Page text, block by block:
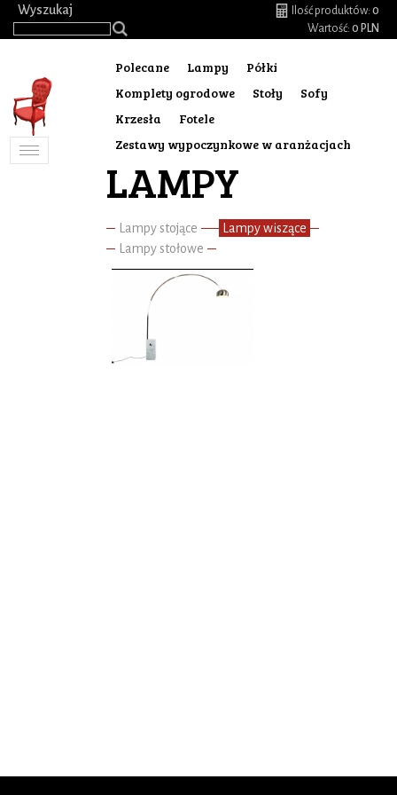
Wyszukaj Ilość produktów: 0
Wartość: 0 PLN
Toggle
Polecane Lampy
Półki
Komplety ogrodowe
Stoły
Sofy
Krzesła
Fotele
Zestawy wypoczynkowe w aranżacjach
LAMPY
Lampy stojące
Lampy wiszące
Lampy stołowe